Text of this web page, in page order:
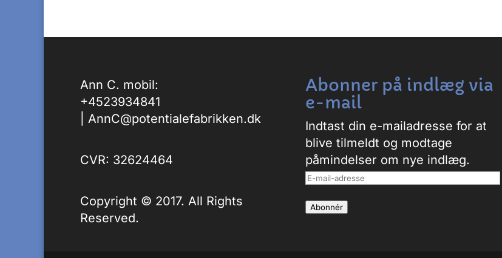
Ann C. mobil:
+4523934841
AnnC@potentialefabrikken.dk
CVR: 32624464
Copyright © 2017. All Rights
Reserved.
Abonner på indlæg via
e-mail
Indtast din e-mailadresse for at
blive tilmeldt og modtage
påmindelser om nye indlæg.
E-
adresse
Abonnér